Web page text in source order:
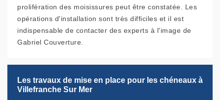
prolifération des moisissures peut être constatée. Les
opérations d'installation sont très difficiles et il est
indispensable de contacter des experts à l'image de
Gabriel Couverture.
Les travaux de mise en place pour les chéneaux à
Villefranche Sur Mer